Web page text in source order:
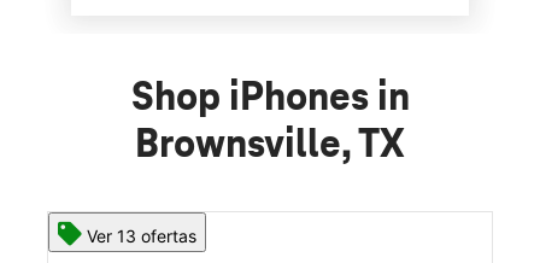
Shop iPhones in
Brownsville, TX
Ver 13 ofertas